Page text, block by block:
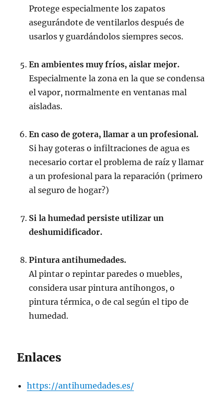
Protege especialmente los zapatos
asegurándote de ventilarlos después de
usarlos y guardándolos siempres secos.
En ambientes muy fríos, aislar mejor.
Especialmente la zona en la que se condensa
el vapor, normalmente en ventanas mal
aisladas.
En caso de gotera, llamar a un profesional.
Si hay goteras o infiltraciones de agua es
necesario cortar el problema de raíz y llamar
a un profesional para la reparación (primero
al seguro de hogar?)
Si la humedad persiste utilizar un
deshumidificador.
Pintura antihumedades.
Al pintar o repintar paredes o muebles,
considera usar pintura antihongos, o
pintura térmica, o de cal según el tipo de
humedad.
Enlaces
https://antihumedades.es/